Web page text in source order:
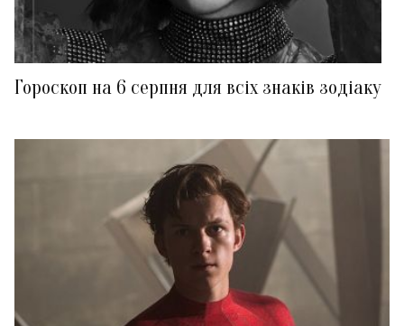
Гороскоп на 6 серпня для всіх знаків зодіаку